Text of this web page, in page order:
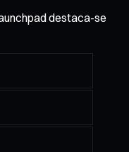
destaca-se